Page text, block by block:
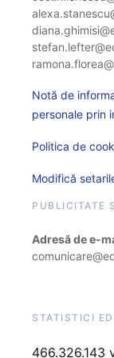
Notă de
personale prin
Politica de
Modifică
PUBLICITATE
Adresă de e-
STATISTICI
466.326.143